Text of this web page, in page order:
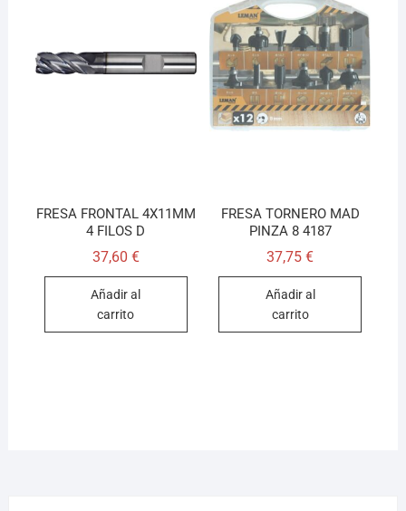
FRESA FRONTAL 4X11MM
4 FILOS D
37,60 €
Añadir al
carrito
FRESA TORNERO MAD
PINZA 8 4187
37,75€
Añadir al
carrito